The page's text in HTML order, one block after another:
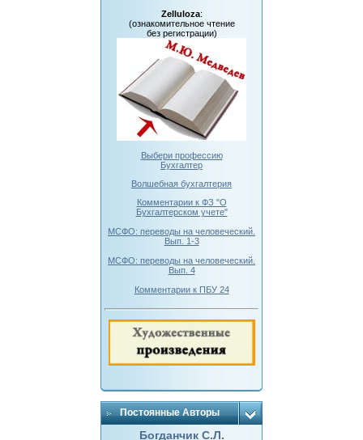
Zelluloza:
(ознакомительное чтение
без регистрации)
Выбери профессию
Бухгалтер
Волшебная бухгалтерия
Комментарии к ФЗ "О
Бухгалтерском учете"
МСФО: переводы на человеческий.
Вып. 1-3
МСФО: переводы на человеческий.
Вып. 4
Комментарии к ПБУ 24
Постоянные Авторы
Богданчик С.Л.